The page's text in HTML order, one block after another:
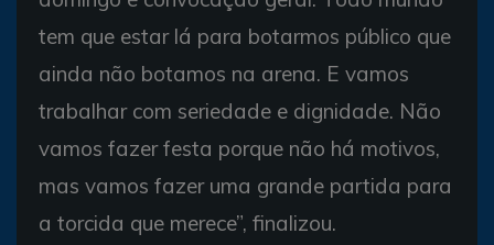
tem que estar lá para botarmos público que
ainda não botamos na arena. E vamos
trabalhar com seriedade e dignidade. Não
vamos fazer festa porque não há motivos,
mas vamos fazer uma grande partida para
a torcida que merece”, finalizou.